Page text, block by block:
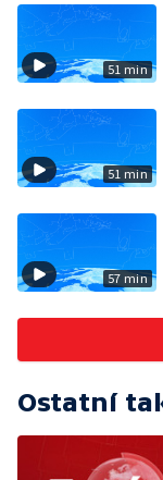
51 min
51 min
57 min
Ostatní